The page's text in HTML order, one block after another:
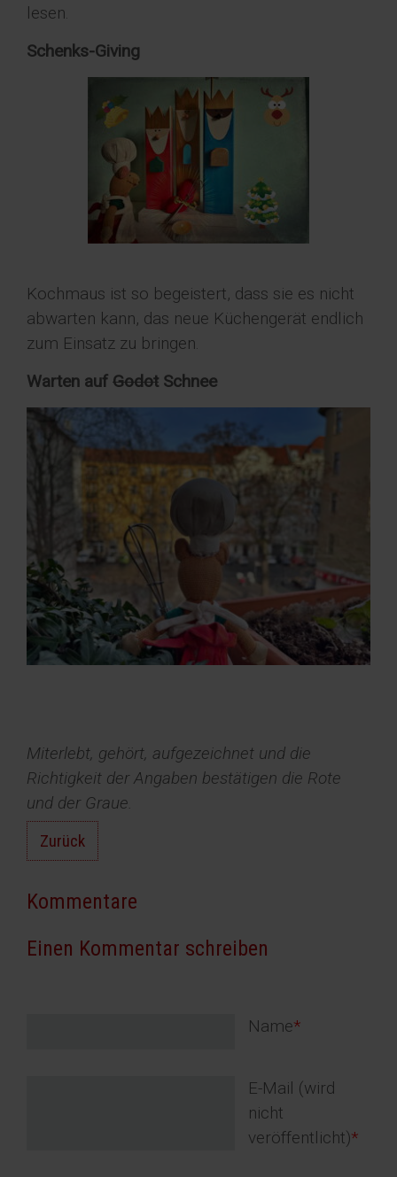
lesen.
Schenks-Giving
Kochmaus ist so begeistert, dass sie es nicht
abwarten kann, das neue Küchengerät endlich
zum Einsatz zu bringen.
Warten auf Godot Schnee
Miterlebt, gehört, aufgezeichnet und die
Richtigkeit der Angaben bestätigen die Rote
und der Graue.
Zurück
Kommentare
Einen Kommentar schreiben
Pflichtfeld
Name*
Pflichtfeld
E-Mail (wird
nicht
veröffentlicht)*